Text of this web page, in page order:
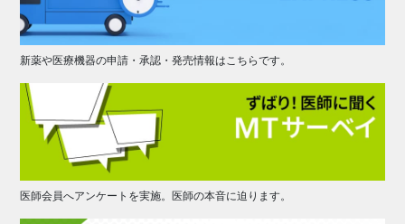
新薬や医療機器の申請・承認・発売情報はこちらです。
医師会員へアンケートを実施。医師の本音に迫ります。